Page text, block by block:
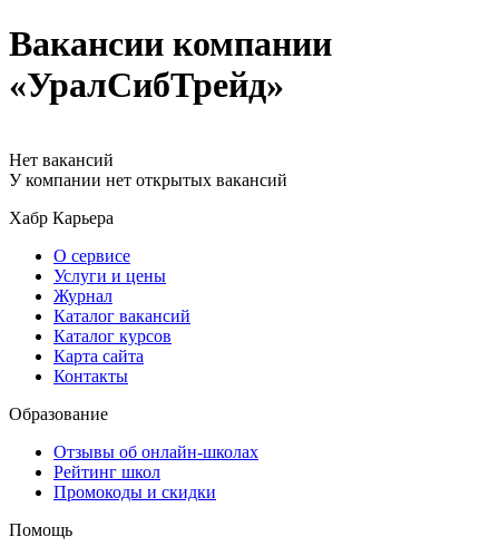
Вакансии компании
«УралСибТрейд»
Нет вакансий
У компании нет открытых вакансий
Хабр Карьера
О сервисе
Услуги и цены
Журнал
Каталог вакансий
Каталог курсов
Карта сайта
Контакты
Образование
Отзывы об онлайн-школах
Рейтинг школ
Промокоды и скидки
Помощь